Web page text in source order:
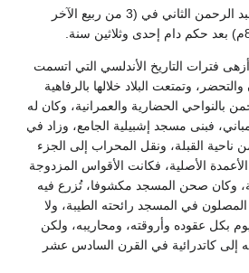
وبعد ذلك بنحو عام توفي عبد الرحمن الثاني في (3 من ربيع الآخر
فترات التاريخ الأندلسي التي اتسمت
وتمتعت البلاد خلالها بالرفاهية
بالنواحي الحضارية والعمرانية، وكان له
فبنى مسجد إشبيلية الجامع، وزاد في
القبلة، ونقل المحراب إلى الجزء
الأصلية، فكانت الأقواس المزدوجة
وكان صحن المسجد مكشوفا، تُزرع فيه
في المسجد رائحته الطيبة، ولا
بكل عقوده وأروقته، ومحاريبه، ولكن
إلى كاتدرائية في القرن السادس عشر